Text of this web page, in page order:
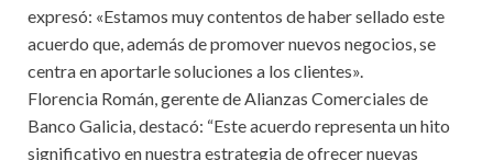
expresó: «Estamos muy contentos de haber sellado este
acuerdo que, además de promover nuevos negocios, se
centra en aportarle soluciones a los clientes».
Florencia Román, gerente de Alianzas Comerciales de
Banco Galicia, destacó: “Este acuerdo representa un hito
significativo en nuestra estrategia de ofrecer nuevas